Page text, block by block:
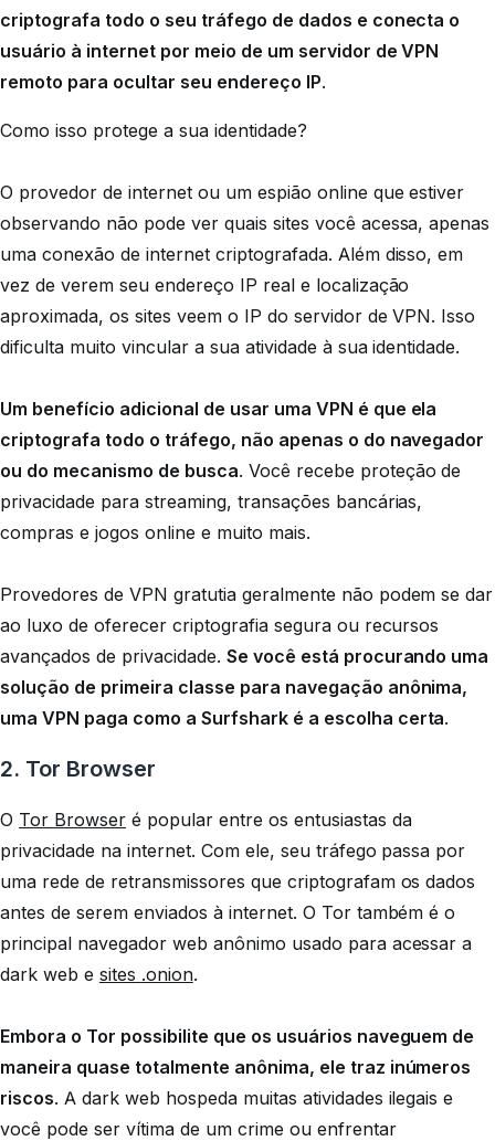
criptografa todo o seu tráfego de dados e conecta o
usuário à internet por meio de um servidor de VPN
remoto para ocultar seu endereço IP.
Como isso protege a sua identidade?
O provedor de internet ou um espião online que estiver
observando não pode ver quais sites você acessa, apenas
uma conexão de internet criptografada. Além disso, em
vez de verem seu endereço IP real e localização
aproximada, os sites veem o IP do servidor de VPN. Isso
dificulta muito vincular a sua atividade à sua identidade.
Um benefício adicional de usar uma VPN é que ela
criptografa todo o tráfego, não apenas o do navegador
ou do mecanismo de busca. Você recebe proteção de
privacidade para streaming, transações bancárias,
compras e jogos online e muito mais.
Provedores de VPN gratutia geralmente não podem se dar
ao luxo de oferecer criptografia segura ou recursos
avançados de privacidade. Se você está procurando uma
solução de primeira classe para navegação anônima,
uma VPN paga como a Surfshark é a escolha certa.
2. Tor Browser
O Tor Browseré popular entre os entusiastas da
privacidade na internet. Com ele, seu tráfego passa por
uma rede de retransmissores que criptografam os dados
antes de serem enviados à internet. O Tor também é o
principal navegador web anônimo usado para acessar a
dark web e sites .onion.
Embora o Tor possibilite que os usuários naveguem de
maneira quase totalmente anônima, ele traz inúmeros
riscos. A dark web hospeda muitas atividades ilegais e
você pode ser vítima de um crime ou enfrentar